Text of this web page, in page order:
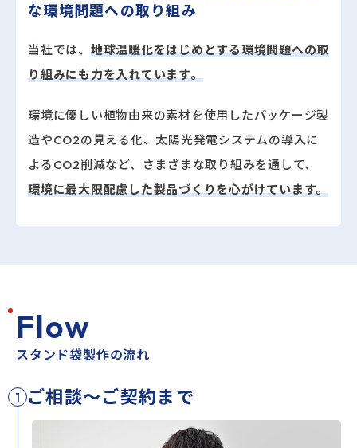
な環境問題への取り組み
当社では、 地球温暖化をはじめとする環境問題への取
り組みにも力を入れています。
環境に優しい植物由来の素材を使用したパッケージ製
造やCO2の見える化、太陽光発電システムの導入に
よるCO2削減など、さまざまな取り組みを通して、
環境に最大限配慮した製品づくりを心がけています。
スタンド袋製作の流れ
Flow
1 ご相談～ご契約まで